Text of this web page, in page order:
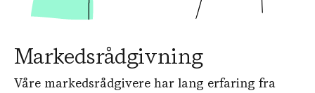
Markedsrådgivning
Våre markedsrådgivere har lang erfaring fra